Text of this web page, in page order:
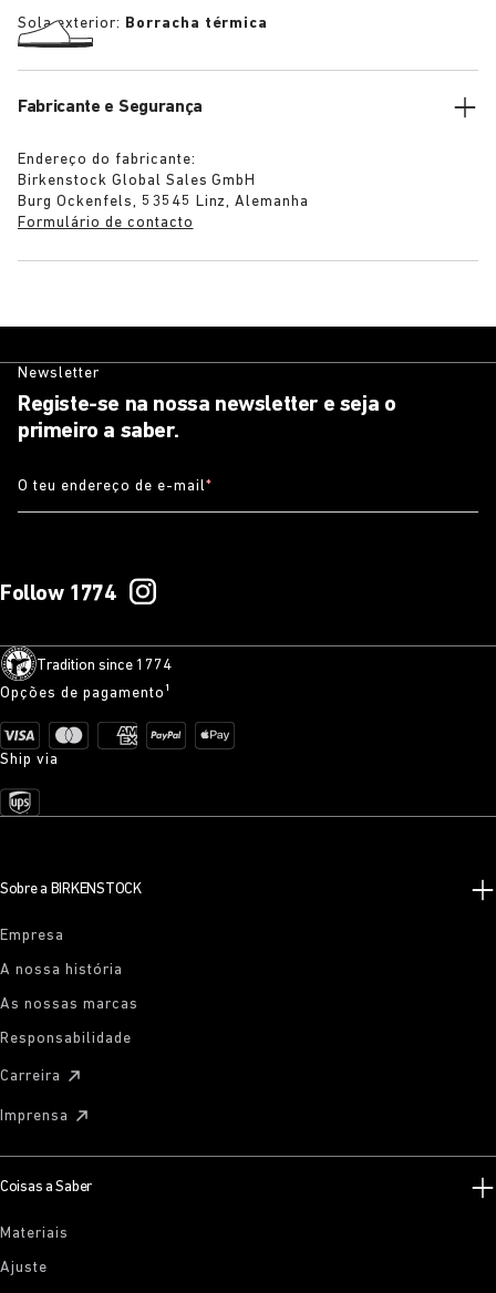
Sola exterior: Borracha térmica
Fabricante e Segurança
Endereço do fabricante:
Birkenstock Global Sales GmbH
Burg Ockenfels, 53545 Linz, Alemanha
Formulário de contacto
Newsletter
Registe-se na nossa newsletter e seja o
primeiro a saber.
O teu endereço de e-mail*
Follow 1774
Tradition since 1774
Opções de pagamento¹
Ship via
Sobre a BIRKENSTOCK
Empresa
A nossa história
As nossas marcas
Responsabilidade
Carreira
Imprensa
Coisas a Saber
Materiais
Ajuste